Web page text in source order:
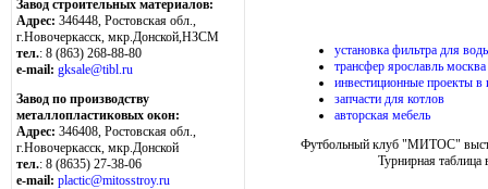
Завод строительных материалов:
Адрес: 346448, Ростовская обл.,
г.Новочеркасск, мкр.Донской,НЗСМ
тел.: 8 (863) 268-88-80
e-mail: gksale@tibl.ru
Завод по производству
металлопластиковых окон:
Адрес: 346408, Ростовская обл.,
г.Новочеркасск, мкр.Донской
тел.: 8 (8635) 27-38-06
e-mail: plactic@mitosstroy.ru
установка фильтра для
трансфер ярославль москва
инвестиционные проекты в
запчасти для котлов
авторская мебель
Футбольный клуб "МИТОС"
Турнирная таблица